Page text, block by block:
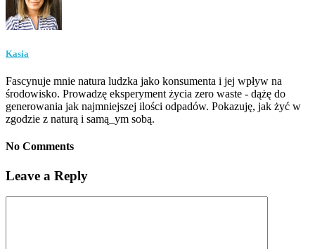
Kasia
Fascynuje mnie natura ludzka jako konsumenta i jej wpływ na
środowisko. Prowadzę eksperyment życia zero waste - dążę do
generowania jak najmniejszej ilości odpadów. Pokazuję, jak żyć w
zgodzie z naturą i samą_ym sobą.
No Comments
Leave a Reply